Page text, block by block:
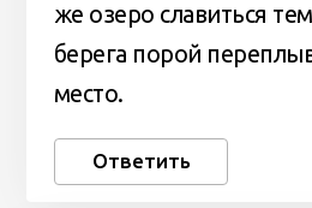
же озеро славиться
берега порой
место.
Ответить